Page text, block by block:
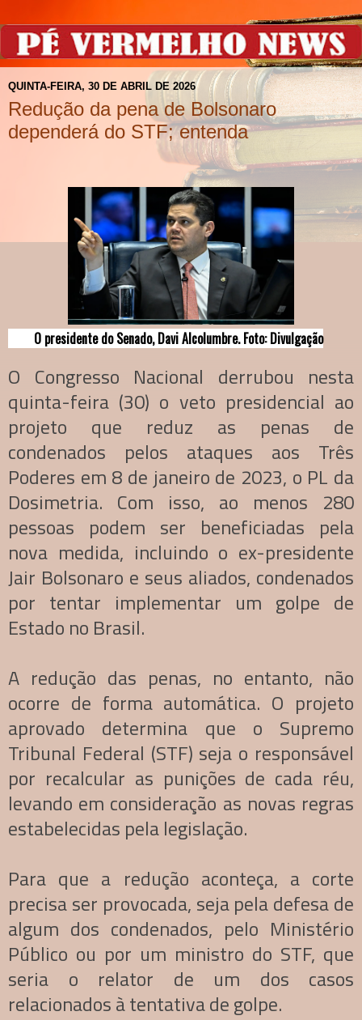
QUINTA-FEIRA, 30 DE ABRIL DE 2026
Redução da pena de Bolsonaro
dependerá do STF; entenda
O presidente do Senado, Davi Alcolumbre. Foto: Divulgação
O Congresso Nacional derrubou nesta
quinta-feira (30) o veto presidencial ao
projeto que reduz as penas de
condenados pelos ataques aos Três
Poderes em 8 de janeiro de 2023, o PL da
Dosimetria. Com isso, ao menos 280
pessoas podem ser beneficiadas pela
nova medida, incluindo o ex-presidente
Jair Bolsonaro e seus aliados, condenados
por tentar implementar um golpe de
Estado no Brasil.
A redução das penas, no entanto, não
ocorre de forma automática. O projeto
aprovado determina que o Supremo
Tribunal Federal (STF) seja o responsável
por recalcular as punições de cada réu,
levando em consideração as novas regras
estabelecidas pela legislação.
Para que a redução aconteça, a corte
precisa ser provocada, seja pela defesa de
algum dos condenados, pelo Ministério
Público ou por um ministro do STF, que
seria o relator de um dos casos
relacionados à tentativa de golpe.